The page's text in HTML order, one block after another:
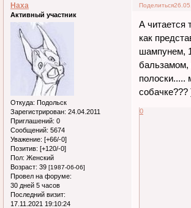
Поделиться
Наха
Активный участник
Откуда: Подольск
Зарегистрирован: 24.04.2011
Приглашений: 0
Сообщений: 5674
Уважение: [+66/-0]
Позитив: [+120/-0]
Пол: Женский
Возраст: 39 [1987-06-06]
Провел на форуме:
30 дней 5 часов
Последний визит:
17.11.2021 19:10:24
А читается
как
шампунем,
бальзамом,
полоски.....
собачке???
0